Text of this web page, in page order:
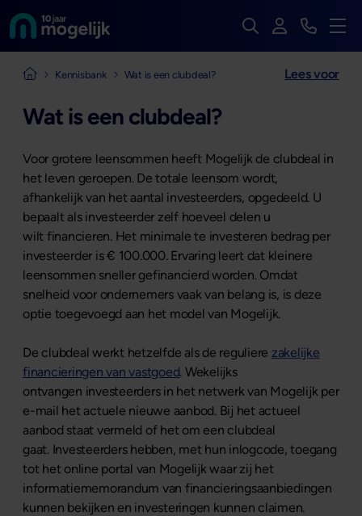
Naar de homepage van Zoek op de hele
InloggenBekijk
Menu
Naar de homepage van Mogelijk Vastgoedfinancieringen
Kennisbank Wat is een clubdeal? Lees voor
Wat is een clubdeal?
Voor grotere leensommen heeft Mogelijk de clubdeal in
het leven geroepen. De totale leensom wordt,
afhankelijk van het aantal investeerders, opgedeeld. U
bepaalt als investeerder zelf hoeveel delen u
wilt financieren. Het minimale te investeren bedrag per
investeerder is € 100.000. Ervaring leert dat kleinere
leensommen sneller gefinancierd worden. Omdat
snelheid voor ondernemers vaak van belang is, is deze
optie toegevoegd aan het model van Mogelijk.
De clubdeal werkt hetzelfde als de reguliere zakelijke
financieringen van vastgoed. Wekelijks
ontvangen investeerders in het netwerk van Mogelijk per
e-mail het actuele nieuwe aanbod. Bij het actueel
aanbod staat vermeld of het om een clubdeal
gaat. Investeerders hebben, met hun inlogcode, toegang
tot het online portal van Mogelijk waar zij het
informatiememorandum van financieringsaanbiedingen
kunnen bekijken en investeringen kunnen claimen.